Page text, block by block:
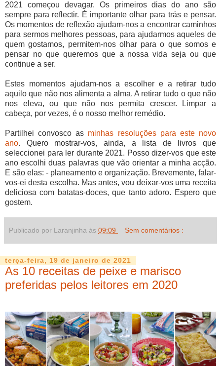
2021 começou devagar. Os primeiros dias do ano são
sempre para reflectir. É importante olhar para trás e pensar.
Os momentos de reflexão ajudam-nos a encontrar caminhos
para sermos melhores pessoas, para ajudarmos aqueles de
quem gostamos, permitem-nos olhar para o que somos e
pensar no que queremos que a nossa vida seja ou que
continue a ser.
Estes momentos ajudam-nos a escolher e a retirar tudo
aquilo que não nos alimenta a alma. A retirar tudo o que não
nos eleva, ou que não nos permita crescer. Limpar a
cabeça, por vezes, é o nosso melhor remédio.
Partilhei convosco as minhas resoluções para este novo
ano. Quero mostrar-vos, ainda, a lista de livros que
seleccionei para ler durante 2021. Posso dizer-vos que este
ano escolhi duas palavras que vão orientar a minha acção.
E são elas: - planeamento e organização. Brevemente, falar-
vos-ei desta escolha. Mas antes, vou deixar-vos uma receita
deliciosa com batatas-doces, que tanto adoro. Espero que
gostem.
Publicado por Laranjinha às 09:09 Sem comentários :
terça-feira, 19 de janeiro de 2021
As 10 receitas de peixe e marisco
preferidas pelos leitores em 2020